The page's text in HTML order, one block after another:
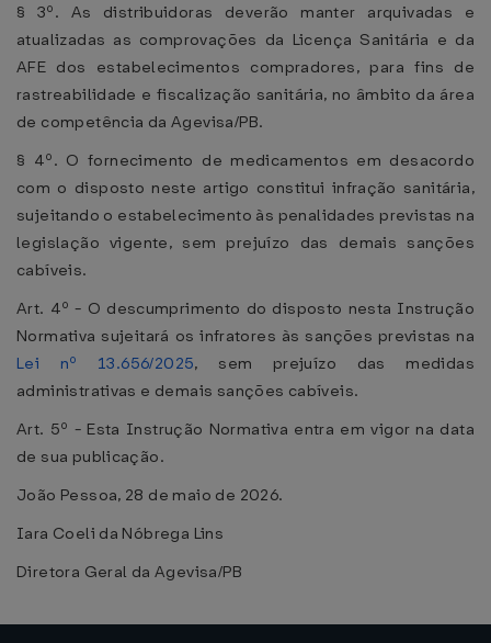
§ 3º. As distribuidoras deverão manter arquivadas e
atualizadas as comprovações da Licença Sanitária e da
AFE dos estabelecimentos compradores, para fins de
rastreabilidade e fiscalização sanitária, no âmbito da área
de competência da Agevisa/PB.
§ 4º. O fornecimento de medicamentos em desacordo
com o disposto neste artigo constitui infração sanitária,
sujeitando o estabelecimento às penalidades previstas na
legislação vigente, sem prejuízo das demais sanções
cabíveis.
Art. 4º - O descumprimento do disposto nesta Instrução
Normativa sujeitará os infratores às sanções previstas na
Lei nº 13.656/2025, sem prejuízo das medidas
administrativas e demais sanções cabíveis.
Art. 5º - Esta Instrução Normativa entra em vigor na data
de sua publicação.
João Pessoa, 28 de maio de 2026.
Iara Coeli da Nóbrega Lins
Diretora Geral da Agevisa/PB